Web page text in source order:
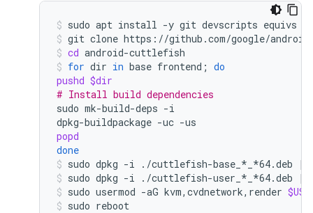
sudo apt install -y git devscripts equivs
git clone https://github.com/google/
cd android-cuttlefish
for dir in base frontend ; do
pushd $dir
# Install build dependencies
sudo mk-build-deps -i
dpkg-buildpackage -uc
popd
done
sudo dpkg -i ./cuttlefish-base_*_*64.deb
||
sudo dpkg -i ./cuttlefish-user_*_*64.deb
||
sudo usermod -aG kvm,cvdnetwork,render
sudo reboot